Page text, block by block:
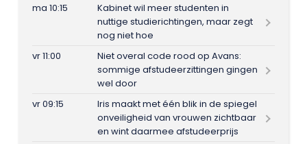
ma 10:15
Kabinet wil meer studenten in
nuttige studierichtingen, maar zegt
nog niet hoe
vr 11:00
Niet overal code rood op Avans:
sommige afstudeerzittingen gingen
wel door
vr 09:15
Iris maakt met één blik in de spiegel
onveiligheid van vrouwen zichtbaar
en wint daarmee afstudeerprijs